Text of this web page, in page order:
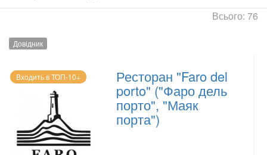
фільтр:
чи
Всього: 76
Довідник
Входить в ТОП-10+ Ресторан "Faro del
porto" ("Фаро дель
порто", "Маяк
порта")